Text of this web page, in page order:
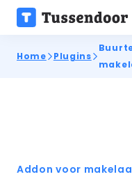
Home Plugins
Addon voor